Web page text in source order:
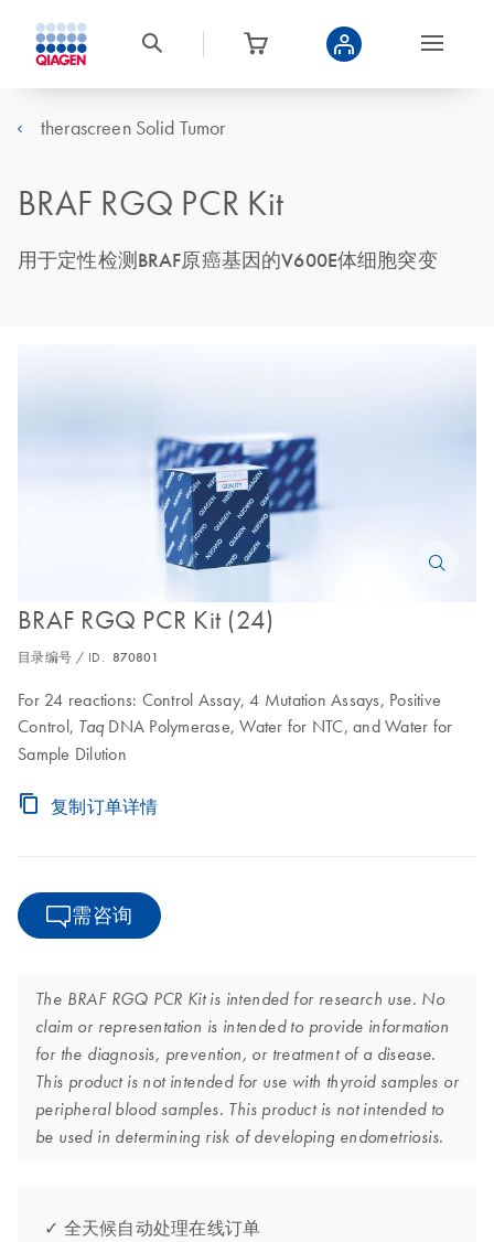
therascreen Solid Tumor
BRAF RGQ PCR Kit
用于定性检测BRAF原癌基因的V600E体细胞突变
BRAF RGQ PCR Kit (24)
目录编号 / ID. 870801
For 24 reactions: Control Assay, 4 Mutation Assays, Positive
Control, Taq DNA Polymerase, Water for NTC, and Water for
Sample Dilution
复制订单详情
需咨询
The BRAF RGQ PCR Kit is intended for research use. No
claim or representation is intended to provide information
for the diagnosis, prevention, or treatment of a disease.
This product is not intended for use with thyroid samples or
peripheral blood samples. This product is not intended to
be used in determining risk of developing endometriosis.
✓ 全天候自动处理在线订单